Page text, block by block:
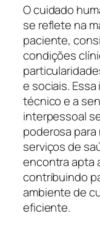
O cuidado
se reflete na
paciente,
condições
e sociais.
técnico e a
interpessoal
poderosa para
serviços de
encontra apta
contribuindo
ambiente de
eficiente.